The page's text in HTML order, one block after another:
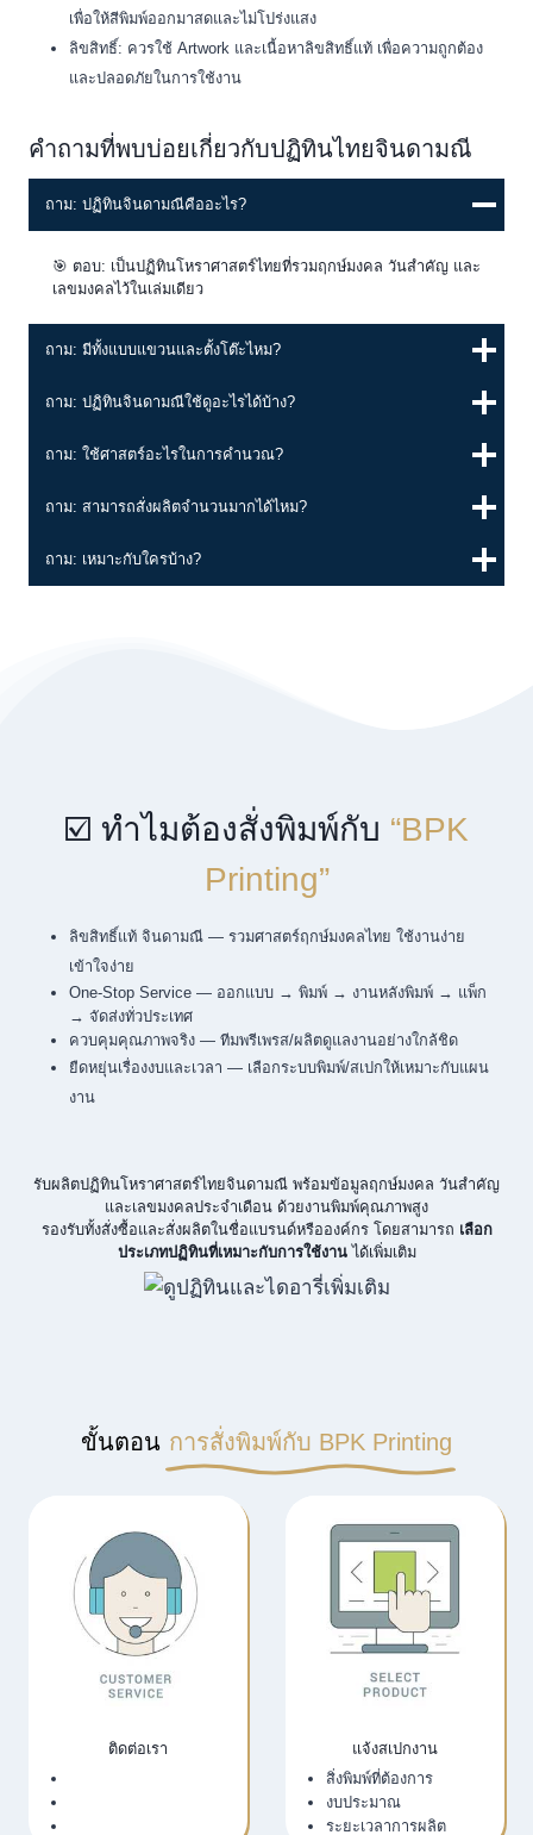
เพื่อให้สีพิมพ์ออกมาสดและไม่โปร่งแสง
ลิขสิทธิ์: ควรใช้ Artwork และเนื้อหาลิขสิทธิ์แท้ เพื่อความถูกต้อง
และปลอดภัยในการใช้งาน
คำถามที่พบบ่อยเกี่ยวกับปฏิทินไทยจินดามณี
ถาม: ปฏิทินจินดามณีคืออะไร?
🎯 ตอบ: เป็นปฏิทินโหราศาสตร์ไทยที่รวมฤกษ์มงคล วันสำคัญ และ
เลขมงคลไว้ในเล่มเดียว
ถาม: มีทั้งแบบแขวนและตั้งโต๊ะไหม?
ถาม: ปฏิทินจินดามณีใช้ดูอะไรได้บ้าง?
ถาม: ใช้ศาสตร์อะไรในการคำนวณ?
ถาม: สามารถสั่งผลิตจำนวนมากได้ไหม?
ถาม: เหมาะกับใครบ้าง?
☑️ ทำไมต้องสั่งพิมพ์กับ “BPK
Printing”
ลิขสิทธิ์แท้ จินดามณี — รวมศาสตร์ฤกษ์มงคลไทย ใช้งานง่าย
เข้าใจง่าย
One-Stop Service — ออกแบบ → พิมพ์ → งานหลังพิมพ์ → แพ็ก
→ จัดส่งทั่วประเทศ
ควบคุมคุณภาพจริง — ทีมพรีเพรส/ผลิตดูแลงานอย่างใกล้ชิด
ยืดหยุ่นเรื่องงบและเวลา — เลือกระบบพิมพ์/สเปกให้เหมาะกับแผน
งาน
รับผลิตปฏิทินโหราศาสตร์ไทยจินดามณี พร้อมข้อมูลฤกษ์มงคล วันสำคัญ
และเลขมงคลประจำเดือน ด้วยงานพิมพ์คุณภาพสูง
รองรับทั้งสั่งซื้อและสั่งผลิตในชื่อแบรนด์หรือองค์กร โดยสามารถ เลือก
ประเภทปฏิทินที่เหมาะกับการใช้งานได้เพิ่มเติม
ขั้นตอน การสั่งพิมพ์กับ BPK Printing
ติดต่อเรา
แจ้งสเปกงาน
สิ่งพิมพ์ที่ต้องการ
งบประมาณ
ระยะเวลาการผลิต